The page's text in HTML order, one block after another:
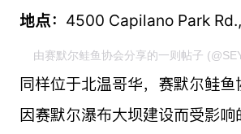
地点： 4500 Capilano Park
由赛默尔鲑鱼协会分享的一则帖子
同样位于北温哥华，赛默尔鲑鱼
因赛默尔瀑布大坝建设而受影响